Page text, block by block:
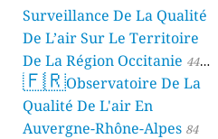
Surveillance De La Qualité
De L’air Sur Le Territoire
De La Région Occitanie 44
stations
🇫🇷Observatoire De La
Qualité De L'air En
Auvergne-Rhône-Alpes 84